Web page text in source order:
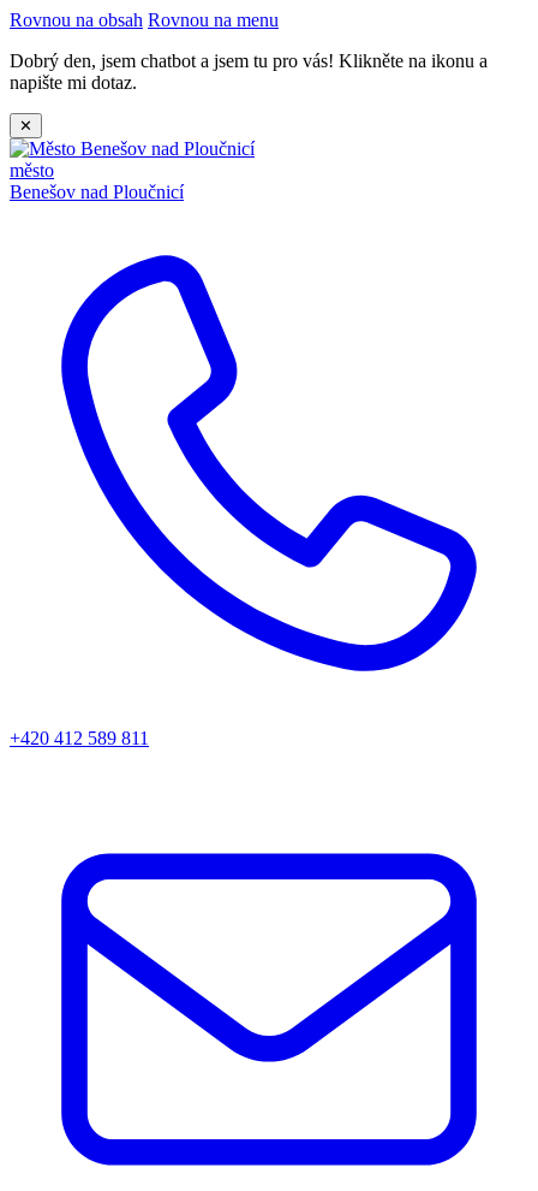
Rovnou na obsah Rovnou na menu
Dobrý den, jsem chatbot a jsem tu pro vás! Klikněte na ikonu a
napište mi dotaz.
✕
město
Benešov nad Ploučnicí
+420 412 589 811